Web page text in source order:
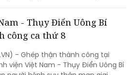
phát triển hệ thống y tế địa
theo hướng hiện đại, đồng bộ,
dân trong giai đoạn mới.
- Thụy Điển Uông Bí
công ca thứ 8
- Ghép thận thành công tại
viện Việt Nam - Thụy Điển Uông Bí